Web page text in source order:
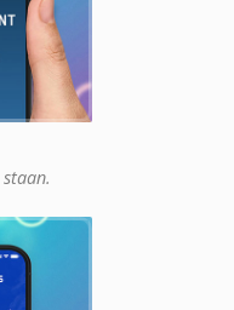
staan.